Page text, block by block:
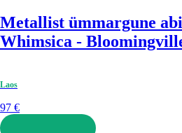
Metallist ümmargune
Whimsica -
Laos
97 €